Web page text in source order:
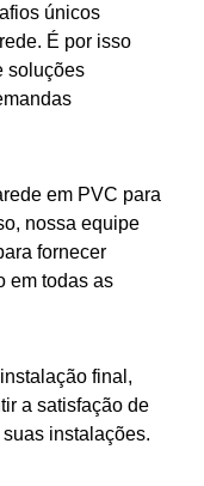
únicos
. É por isso
soluções
em PVC para
nossa equipe
fornecer
em todas as
final,
a satisfação de
instalações.